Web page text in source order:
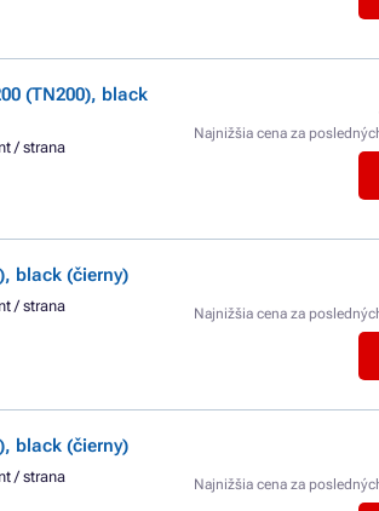
(TN200), black
/ strana
Najnižšia cena za
black (čierny)
/ strana
Najnižšia cena za
black (čierny)
/ strana
Najnižšia cena za